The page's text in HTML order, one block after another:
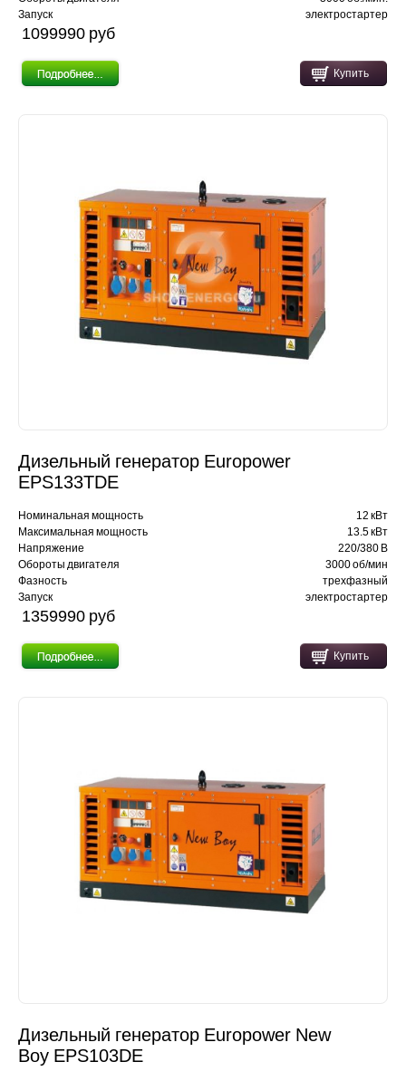
Запуск
электростартер
1099990 pуб
Купить
Дизельный генератор Europower
EPS133TDE
Номинальная мощность
12 кВт
Максимальная мощность
13.5 кВт
Напряжение
220/380 В
Обороты двигателя
3000 об/мин
Фазность
трехфазный
Запуск
электростартер
1359990 pуб
Купить
Дизельный генератор Europower New
Boy EPS103DE